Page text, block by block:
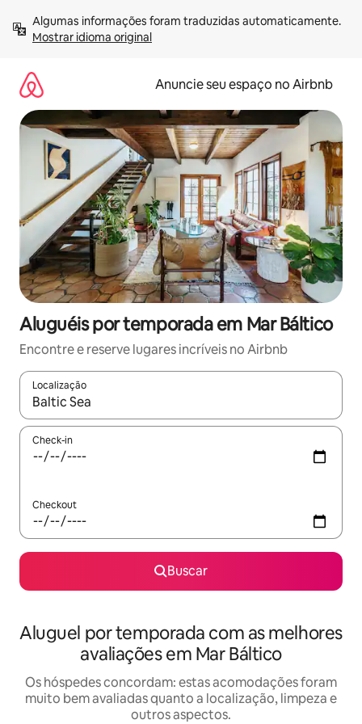
para
Mostrar idioma original
Anuncie seu espaço no Airbnb
Aluguéis por temporada em Mar Báltico
Encontre e reserve lugares incríveis no Airbnb
Localização
Quando os resultados estiverem disponíveis, explore-os
Check-in
Checkout
Buscar
Aluguel por temporada com as melhores
avaliações em Mar Báltico
Os hóspedes concordam: estas acomodações foram
muito bem avaliadas quanto a localização, limpeza e
outros aspectos.